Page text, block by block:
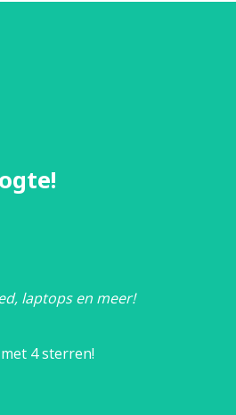
laptops en meer!
4 sterren!